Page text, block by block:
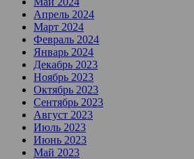
Апрель 2024
Март 2024
Февраль 2024
Январь 2024
Декабрь 2023
Ноябрь 2023
Октябрь 2023
Сентябрь 2023
Август 2023
Июль 2023
Июнь 2023
Май 2023